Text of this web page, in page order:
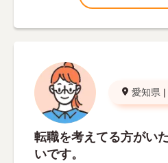
愛知県 |
転職を考えてる方がい
いです。